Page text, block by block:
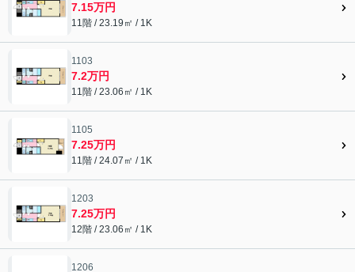
7.15万円
11階 / 23.19㎡ / 1K
1103
7.2万円
11階 / 23.06㎡ / 1K
1105
7.25万円
11階 / 24.07㎡ / 1K
1203
7.25万円
12階 / 23.06㎡ / 1K
1206